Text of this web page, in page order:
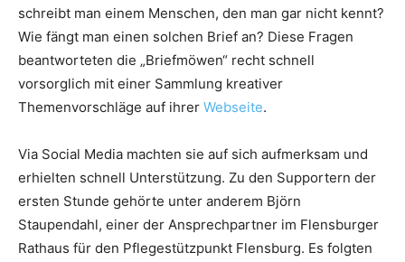
schreibt man einem Menschen, den man gar nicht kennt?
Wie fängt man einen solchen Brief an? Diese Fragen
beantworteten die „Briefmöwen“ recht schnell
vorsorglich mit einer Sammlung kreativer
Themenvorschläge auf ihrer Webseite.
Via Social Media machten sie auf sich aufmerksam und
erhielten schnell Unterstützung. Zu den Supportern der
ersten Stunde gehörte unter anderem Björn
Staupendahl, einer der Ansprechpartner im Flensburger
Rathaus für den Pflegestützpunkt Flensburg. Es folgten